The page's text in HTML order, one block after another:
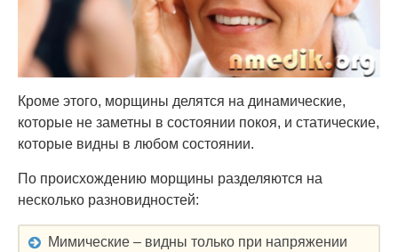
Кроме этого, морщины делятся на динамические,
которые не заметны в состоянии покоя, и статические,
которые видны в любом состоянии.
По происхождению морщины разделяются на
несколько разновидностей:
Мимические – видны только при напряжении